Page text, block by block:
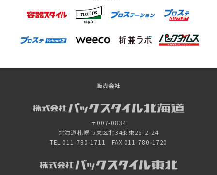
販売会社
〒007-0834
北海道札幌市東区北34条東26-2-24
TEL 011-780-1711 FAX 011-780-1720